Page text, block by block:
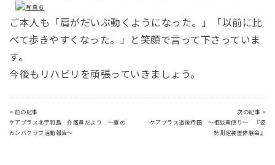
ご本人も「肩がだいぶ動くようになった。」「以前に比
べて歩きやすくなった。」と笑顔で言って下さっていま
す。
今後もリハビリを頑張っていきましょう。
< 前の記事
ケアプラス北宇和島 介護員だより ～夏の
ガンバクラブ活動報告～
次の記事 >
ケアプラス道後持田 ～相談員便り～ 『姿
勢測定装置体験会』